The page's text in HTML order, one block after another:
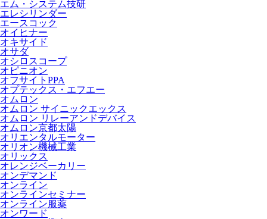
エム・システム技研
エレシリンダー
エースコック
オイヒナー
オキサイド
オサダ
オシロスコープ
オピニオン
オフサイトPPA
オプテックス・エフエー
オムロン
オムロン サイニックエックス
オムロン リレーアンドデバイス
オムロン京都太陽
オリエンタルモーター
オリオン機械工業
オリックス
オレンジベーカリー
オンデマンド
オンライン
オンラインセミナー
オンライン服薬
オンワード